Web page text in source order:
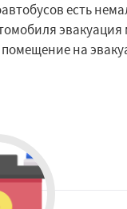
Малаховка
Монино
Обухово
Решетниково
есть
эвакуация
помещение на